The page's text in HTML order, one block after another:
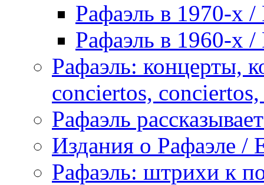
Рафаэль в 1970-х /
Рафаэль в 1960-х /
Рафаэль: концерты,
conciertos,
Рафаэль
Издания о Рафаэле /
Рафаэль: штрихи к